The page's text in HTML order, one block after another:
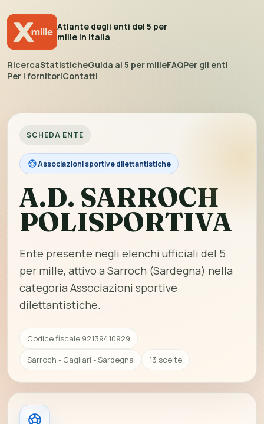
Atlante degli enti del 5 per
mille in Italia
RicercaStatisticheGuida al 5 per milleFAQPer gli enti
Per i fornitoriContatti
SCHEDA ENTE
Associazioni sportive dilettantistiche
A.D. SARROCH
POLISPORTIVA
Ente presente negli elenchi ufficiali del 5
per mille, attivo a Sarroch (Sardegna) nella
categoria Associazioni sportive
dilettantistiche.
Codice fiscale 92139410929
Sarroch - Cagliari - Sardegna
13 scelte